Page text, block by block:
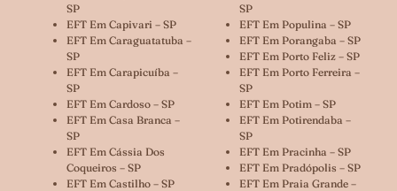
SP
EFT Em Capivari – SP
EFT Em Caraguatatuba –
SP
EFT Em Carapicuíba –
SP
EFT Em Cardoso – SP
EFT Em Casa Branca –
SP
EFT Em Cássia Dos
Coqueiros – SP
EFT Em Castilho – SP
SP
EFT Em Populina – SP
EFT Em Porangaba – SP
EFT Em Porto Feliz – SP
EFT Em Porto Ferreira –
SP
EFT Em Potim – SP
EFT Em Potirendaba –
SP
EFT Em Pracinha – SP
EFT Em Pradópolis – SP
EFT Em Praia Grande –